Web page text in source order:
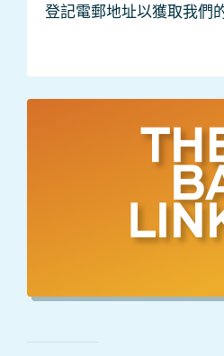
登記電郵地址以獲取我們
Bay